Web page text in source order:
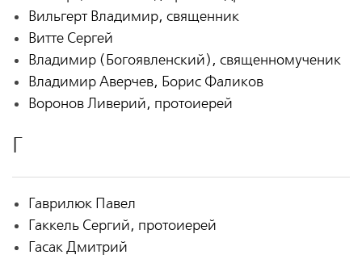
Вильгерт Владимир, священник
Витте Сергей
Владимир (Богоявленский), священномученик
Владимир Аверчев, Борис Фаликов
Воронов Ливерий, протоиерей
Г
Гаврилюк Павел
Гаккель Сергий, протоиерей
Гасак Дмитрий